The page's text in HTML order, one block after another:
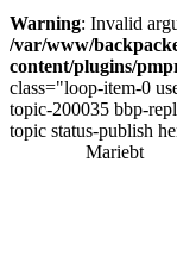
Warning: Invalid
/var/www/
content/plugins/
class="loop-item-0
topic-200035 bbp-
topic status-publish
Mariebt